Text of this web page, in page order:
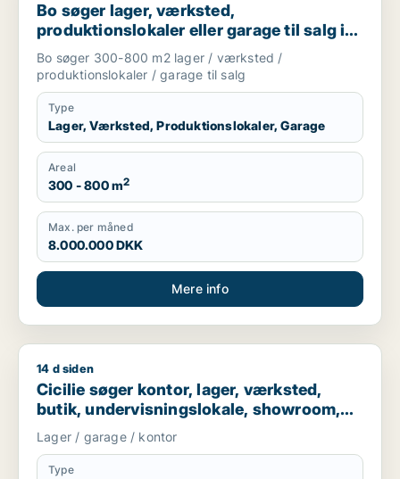
Bo søger lager, værksted,
produktionslokaler eller garage til salg i
Nordsjælland
Bo søger 300-800 m2 lager / værksted /
produktionslokaler / garage til salg
Type
Lager, Værksted, Produktionslokaler, Garage
Areal
300 - 800 m2
Max. per måned
8.000.000 DKK
Mere info
Cicilie søger kontor, lager, værksted, butik,
14 d siden
Cicilie søger kontor, lager, værksted,
butik, undervisningslokale, showroom,
erhvervsgrund, produktionslokaler eller
garage til leje i Region Sjælland eller
Nordsjælland
Lager / garage / kontor
Type